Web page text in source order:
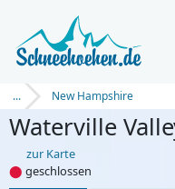
... New Hampshire
Waterville
zur Karte
⬤ geschlossen